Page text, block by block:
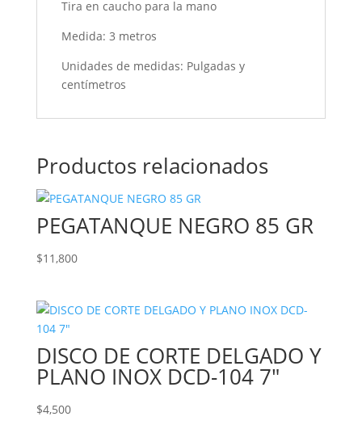
Tira en caucho para la mano
Medida: 3 metros
Unidades de medidas: Pulgadas y
centímetros
Productos relacionados
PEGATANQUE NEGRO 85 GR
$11,800
DISCO DE CORTE DELGADO Y
PLANO INOX DCD-104 7″
$4,500